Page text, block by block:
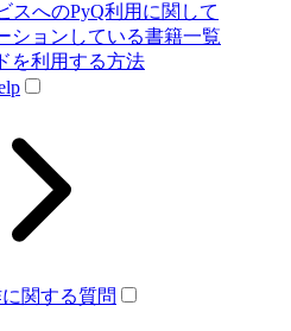
スへのPyQ利用に関して
ションしている書籍一覧
を利用する方法
関する質問